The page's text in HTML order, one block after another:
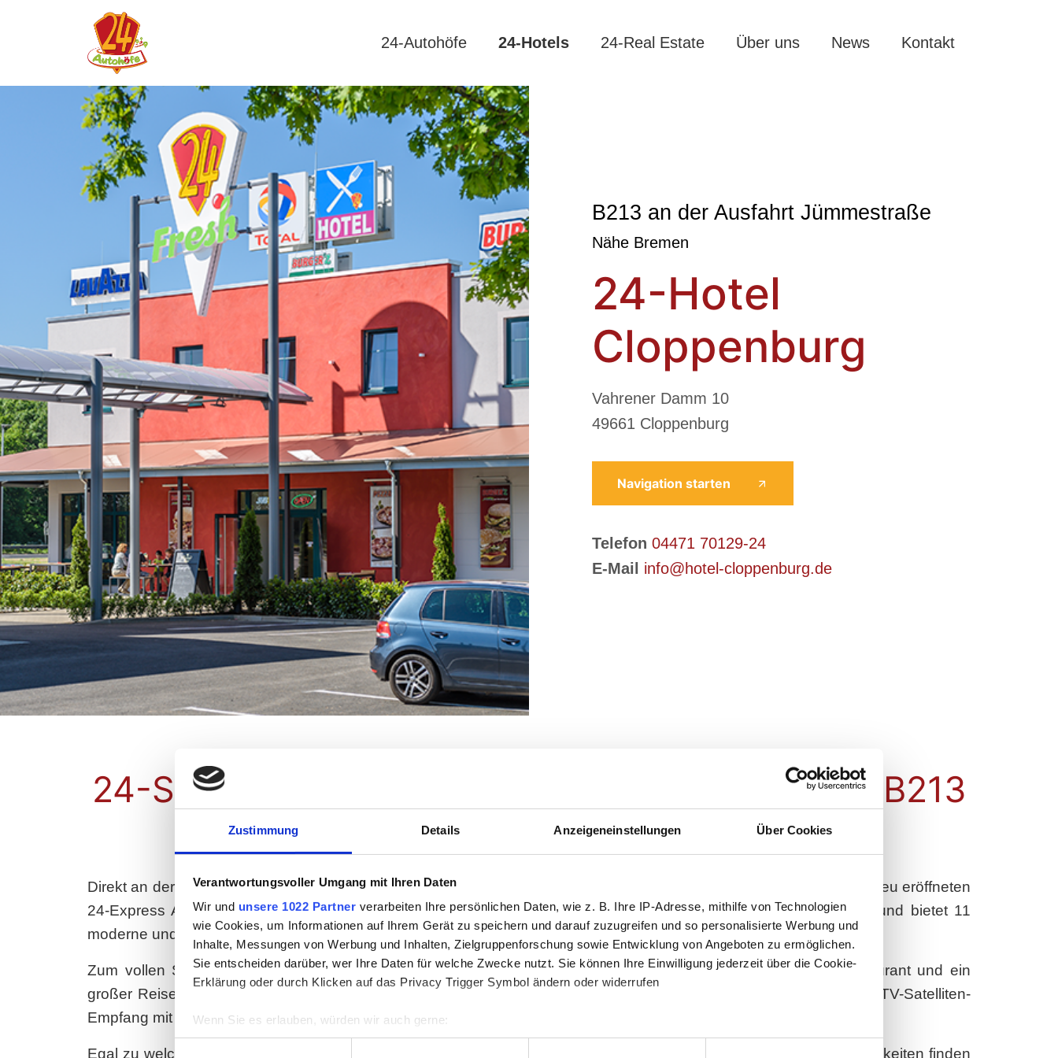
Zustimmung Details Anzeigeneinstellungen Über Cookies
Verantwortungsvoller Umgang mit Ihren Daten
Wir und unsere 1022 Partner verarbeiten Ihre persönlichen Daten, wie z. B. Ihre IP-Adresse, mithilfe von Technologien
wie Cookies, um Informationen auf Ihrem Gerät zu speichern und darauf zuzugreifen und so personalisierte Werbung und
Inhalte, Messungen von Werbung und Inhalten, Zielgruppenforschung sowie Entwicklung von Angeboten zu ermöglichen.
Sie entscheiden darüber, wer Ihre Daten für welche Zwecke nutzt. Sie können Ihre Einwilligung jederzeit über die Cookie-
Erklärung oder durch Klicken auf das Privacy Trigger Symbol ändern oder widerrufen
Wenn Sie es erlauben, würden wir auch gerne:
Informationen über Ihre geografische Lage erfassen, welche bis auf einige Meter genau sein können
24-Autohöfe 24-Hotels 24-Real Estate Über uns News Kontakt
B213 an der Ausfahrt Jümmestraße
Nähe Bremen
24-Hotel
Cloppenburg
Vahrener Damm 10
49661 Cloppenburg
Navigation starten
Telefon 04471 70129-24
E-Mail info@hotel-cloppenburg.de
24-Stunden-Service und Komfort direkt an der B213
Direkt an der B213 und nur wenige Kilometer zur A1, sowie zum Autobahnkreuz A1/A29: das Hotel Cloppenburg im neu eröffneten
24-Express Autohof Cloppenburg befindet sich an der B213 (Ausfahrt Jümmestraße) in verkehrsgünstiger Lage und bietet 11
moderne und trotz Verkehrslage ruhig gelegene Business-Zimmer.
Zum vollen Service stehen den Gästen ein „A la Carte“-Restaurant, eine Lavazza-Cafe-BAR, ein Subway-Restaurant und ein
großer Reise- und Tankstellenshop
sowie kostenlose Parkplätze direkt vor der Haustür zur Verfügung. WLAN und TV-Satelliten-
Empfang mit Sky-TV dienen der Entspannung und runden das Bild ab.
Egal zu welcher Tages- oder Nachtzeit Sie anreisen, die Rezeption ist 24 Stunden besetzt. Weitere Einkaufsmöglichkeiten finden